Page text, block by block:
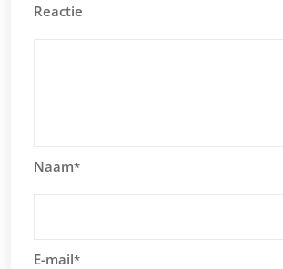
Reactie
Naam*
E-mail*